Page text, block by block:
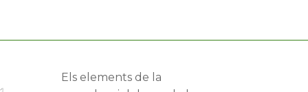
Els elements de la